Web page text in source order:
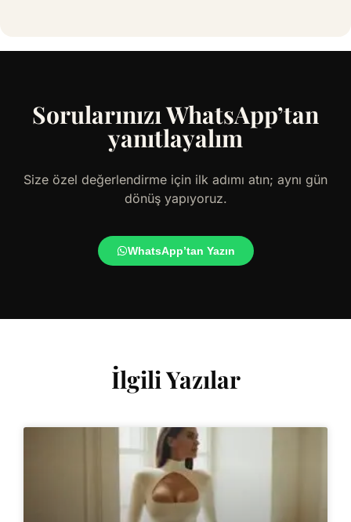
Sorularınızı WhatsApp’tan
yanıtlayalım
Size özel değerlendirme için ilk adımı atın; aynı gün
dönüş yapıyoruz.
WhatsApp’tan Yazın
İlgili Yazılar